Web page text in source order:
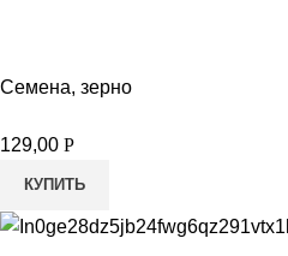
Семена, зерно
129,00 Р
КУПИТЬ